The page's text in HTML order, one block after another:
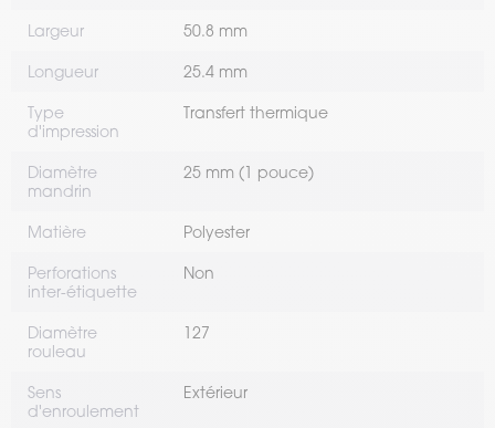
Largeur 50.8 mm
Longueur 25.4 mm
Type
d'impression
Transfert thermique
Diamètre
mandrin
25 mm (1 pouce)
Matière Polyester
Perforations
inter-étiquette
Non
Diamètre
rouleau
127
Sens
d'enroulement
Extérieur